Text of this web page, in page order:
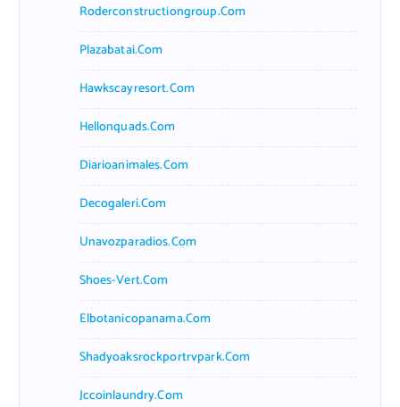
Roderconstructiongroup.com
Plazabatai.com
Hawkscayresort.com
Hellonquads.com
Diarioanimales.com
Decogaleri.com
Unavozparadios.com
Shoes-Vert.com
Elbotanicopanama.com
Shadyoaksrockportrvpark.com
Jccoinlaundry.com